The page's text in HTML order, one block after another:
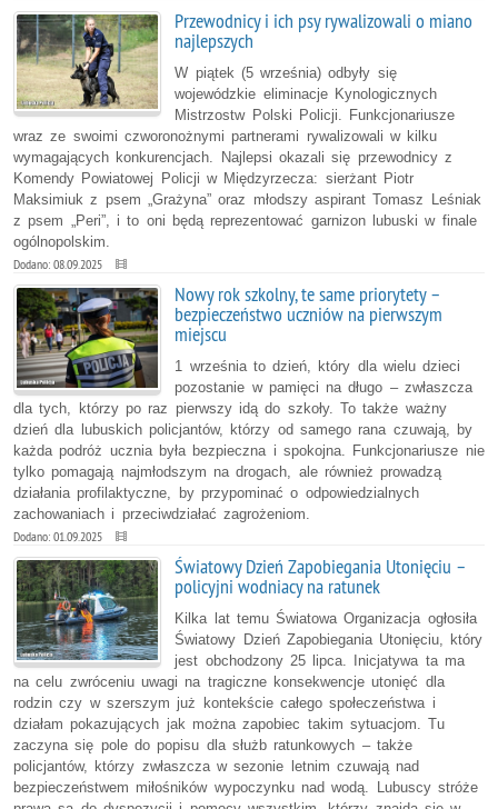
Przewodnicy i ich psy rywalizowali o miano
najlepszych
W piątek (5 września) odbyły się
wojewódzkie eliminacje Kynologicznych
Mistrzostw Polski Policji. Funkcjonariusze
wraz ze swoimi czworonożnymi partnerami rywalizowali w kilku
wymagających konkurencjach. Najlepsi okazali się przewodnicy z
Komendy Powiatowej Policji w Międzyrzecza: sierżant Piotr
Maksimiuk z psem „Grażyna” oraz młodszy aspirant Tomasz Leśniak
z psem „Peri”, i to oni będą reprezentować garnizon lubuski w finale
ogólnopolskim.
Dodano: 08.09.2025
Nowy rok szkolny, te same priorytety –
bezpieczeństwo uczniów na pierwszym
miejscu
1 września to dzień, który dla wielu dzieci
pozostanie w pamięci na długo – zwłaszcza
dla tych, którzy po raz pierwszy idą do szkoły. To także ważny
dzień dla lubuskich policjantów, którzy od samego rana czuwają, by
każda podróż ucznia była bezpieczna i spokojna. Funkcjonariusze nie
tylko pomagają najmłodszym na drogach, ale również prowadzą
działania profilaktyczne, by przypominać o odpowiedzialnych
zachowaniach i przeciwdziałać zagrożeniom.
Dodano: 01.09.2025
Światowy Dzień Zapobiegania Utonięciu –
policyjni wodniacy na ratunek
Kilka lat temu Światowa Organizacja ogłosiła
Światowy Dzień Zapobiegania Utonięciu, który
jest obchodzony 25 lipca. Inicjatywa ta ma
na celu zwróceniu uwagi na tragiczne konsekwencje utonięć dla
rodzin czy w szerszym już kontekście całego społeczeństwa i
działam pokazujących jak można zapobiec takim sytuacjom. Tu
zaczyna się pole do popisu dla służb ratunkowych – także
policjantów, którzy zwłaszcza w sezonie letnim czuwają nad
bezpieczeństwem miłośników wypoczynku nad wodą. Lubuscy stróże